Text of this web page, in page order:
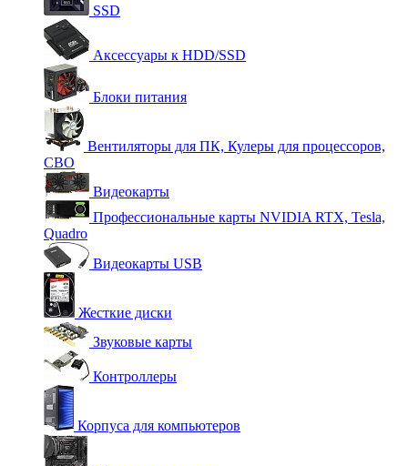
SSD
Аксессуары к HDD/SSD
Блоки питания
Вентиляторы для ПК, Кулеры для процессоров,
СВО
Видеокарты
Профессиональные карты NVIDIA RTX, Tesla,
Quadro
Видеокарты USB
Жесткие диски
Звуковые карты
Контроллеры
Корпуса для компьютеров